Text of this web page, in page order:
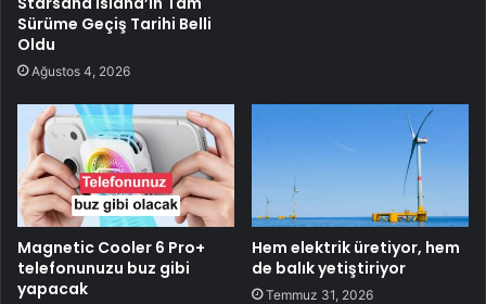
Sürüme Geçiş Tarihi Belli
Oldu
Ağustos 4, 2026
Magnetic Cooler 6 Pro+
telefonunuzu buz gibi
yapacak
Hem elektrik üretiyor, hem
de balık yetiştiriyor
Temmuz 31, 2026